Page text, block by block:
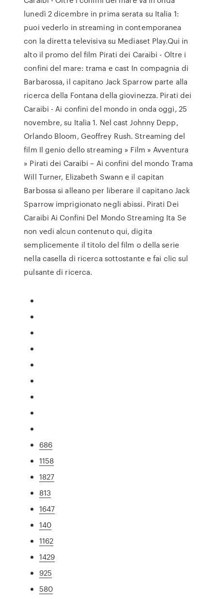
lunedì 2 dicembre in prima serata su Italia 1:
puoi vederlo in streaming in contemporanea
con la diretta televisiva su Mediaset Play.Qui in
alto il promo del film Pirati dei Caraibi - Oltre i
confini del mare: trama e cast In compagnia di
Barbarossa, il capitano Jack Sparrow parte alla
ricerca della Fontana della giovinezza. Pirati dei
Caraibi - Ai confini del mondo in onda oggi, 25
novembre, su Italia 1. Nel cast Johnny Depp,
Orlando Bloom, Geoffrey Rush. Streaming del
film Il genio dello streaming » Film » Avventura
» Pirati dei Caraibi – Ai confini del mondo Trama
Will Turner, Elizabeth Swann e il capitan
Barbossa si alleano per liberare il capitano Jack
Sparrow imprigionato negli abissi. Pirati Dei
Caraibi Ai Confini Del Mondo Streaming Ita Se
non vedi alcun contenuto qui, digita
semplicemente il titolo del film o della serie
nella casella di ricerca sottostante e fai clic sul
pulsante di ricerca.
686
1158
1827
813
1647
140
1162
1429
925
580